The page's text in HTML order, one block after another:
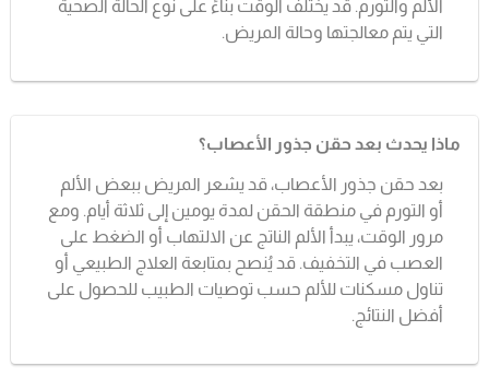
الألم والتورم. قد يختلف الوقت بناءً على نوع الحالة الصحية
التي يتم معالجتها وحالة المريض.
ماذا يحدث بعد حقن جذور الأعصاب؟
بعد حقن جذور الأعصاب، قد يشعر المريض ببعض الألم
أو التورم في منطقة الحقن لمدة يومين إلى ثلاثة أيام. ومع
مرور الوقت، يبدأ الألم الناتج عن الالتهاب أو الضغط على
العصب في التخفيف. قد يُنصح بمتابعة العلاج الطبيعي أو
تناول مسكنات للألم حسب توصيات الطبيب للحصول على
أفضل النتائج.